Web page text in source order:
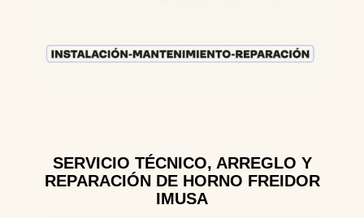
SERVICIO TÉCNICO, ARREGLO Y
REPARACIÓN DE HORNO FREIDOR
IMUSA